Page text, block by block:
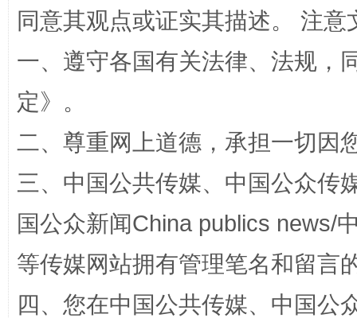
阿坝州三大球赛在茂县开幕 规模
同意其观点或证实其描述。 注
一、遵守各国有关法律、法规，
定》。
二、尊重网上道德，承担一切因
三、中国公共传媒、中国公众传
国公众新闻China publics news/
等传媒网站拥有管理笔名和留言
四、您在中国公共传媒、中国公